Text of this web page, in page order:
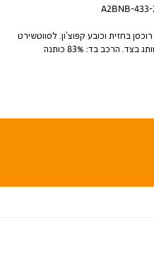
A2BNB-433-
בחזית וכובע קפוצ’ון. לסווטשירט
הרכב בד: 83% כותנה